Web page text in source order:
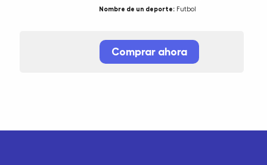
Nombre de un deporte: Futbol
Comprar ahora